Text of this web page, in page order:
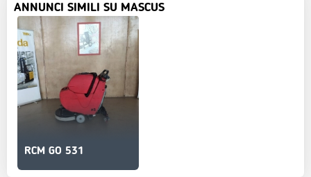
ANNUNCI SIMILI SU MASCUS
RCM GO 531